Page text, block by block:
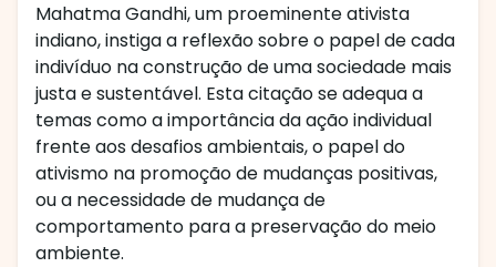
Mahatma Gandhi, um proeminente ativista
indiano, instiga a reflexão sobre o papel de cada
indivíduo na construção de uma sociedade mais
justa e sustentável. Esta citação se adequa a
temas como a importância da ação individual
frente aos desafios ambientais, o papel do
ativismo na promoção de mudanças positivas,
ou a necessidade de mudança de
comportamento para a preservação do meio
ambiente.